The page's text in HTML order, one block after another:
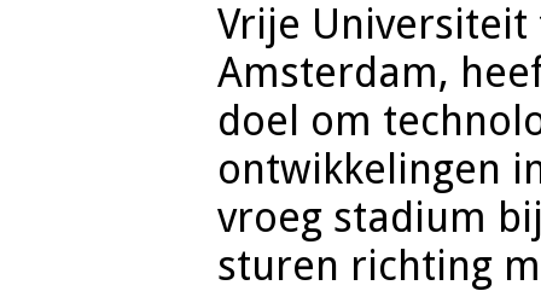
Vrije Universiteit
Amsterdam,
doel om
ontwikkelingen
vroeg stadium
sturen richting